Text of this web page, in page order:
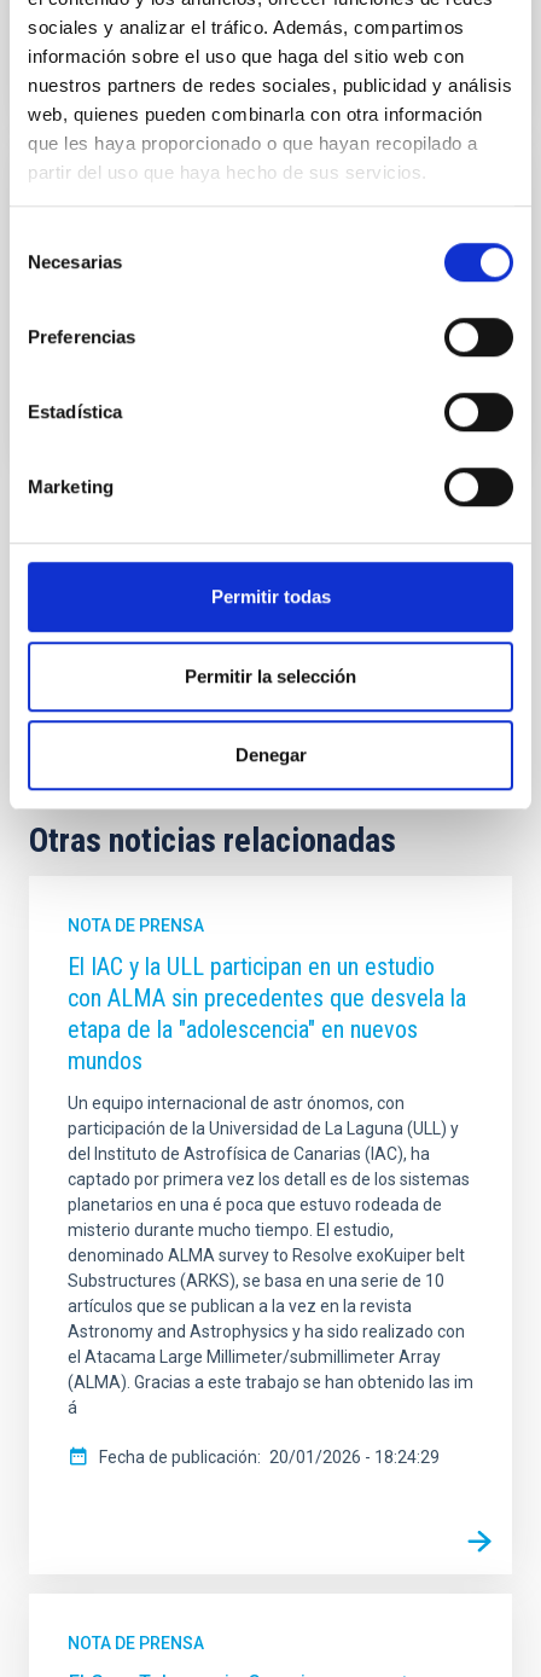
sociales y analizar el tráfico. Además, compartimos
información sobre el uso que haga del sitio web con
nuestros partners de redes sociales, publicidad y análisis
web, quienes pueden combinarla con otra información
que les haya proporcionado o que hayan recopilado a
partir del uso que haya hecho de sus servicios.
Necesarias
Preferencias
Estadística
Marketing
Permitir todas
Permitir la selección
Denegar
En ejecución
satélites para observación de la Tierra desde órbitas
En ejecución
Formación Divulgación Medios de comunicación
Otras noticias relacionadas
NOTA DE PRENSA
El IAC y la ULL participan en un estudio
con ALMA sin precedentes que desvela la
etapa de la "adolescencia" en nuevos
mundos
Un equipo internacional de astr ónomos, con
participación de la Universidad de La Laguna (ULL) y
del Instituto de Astrofísica de Canarias (IAC), ha
captado por primera vez los detall es de los sistemas
planetarios en una é poca que estuvo rodeada de
misterio durante mucho tiempo. El estudio,
denominado ALMA survey to Resolve exoKuiper belt
Substructures (ARKS), se basa en una serie de 10
artículos que se publican a la vez en la revista
Astronomy and Astrophysics y ha sido realizado con
el Atacama Large Millimeter/submillimeter Array
(ALMA). Gracias a este trabajo se han obtenido las im
á
Fecha de publicación 20/01/2026 - 18:24:29
NOTA DE PRENSA